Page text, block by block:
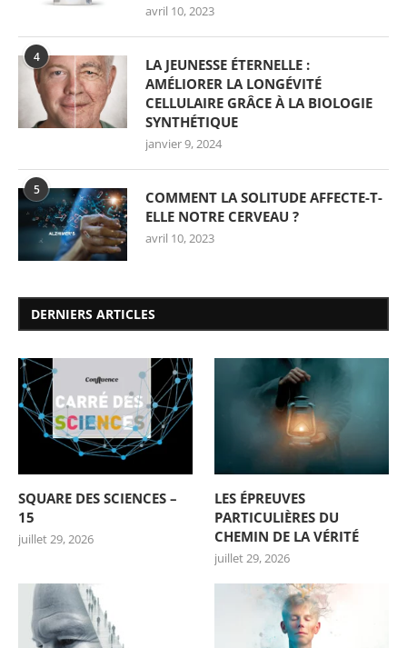
avril 10, 2023
4
LA JEUNESSE ÉTERNELLE :
AMÉLIORER LA LONGÉVITÉ
CELLULAIRE GRÂCE À LA BIOLOGIE
SYNTHÉTIQUE
janvier 9, 2024
5
COMMENT LA SOLITUDE AFFECTE-T-
ELLE NOTRE CERVEAU ?
avril 10, 2023
DERNIERS ARTICLES
SQUARE DES SCIENCES –
15
juillet 29, 2026
LES ÉPREUVES
PARTICULIÈRES DU
CHEMIN DE LA VÉRITÉ
juillet 29, 2026